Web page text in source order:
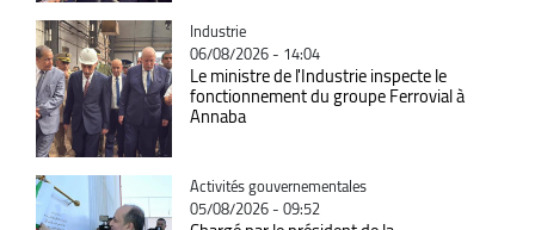
Catégorie
Industrie
06/08/2026 - 14:04
Le ministre de l'Industrie inspecte le
fonctionnement du groupe Ferrovial à
Annaba
Catégorie
Activités gouvernementales
05/08/2026 - 09:52